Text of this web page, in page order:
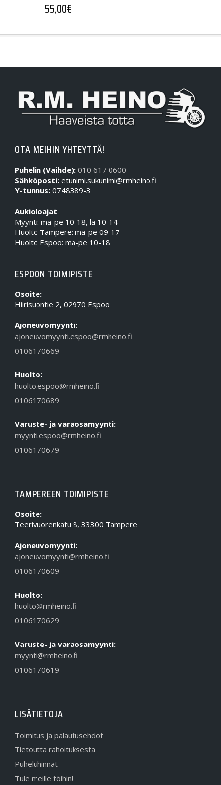
55,00€
OTA MEIHIN YHTEYTTÄ!
Puhelin (Vaihde): 010 617 0600
Sähköposti: etunimi.sukunimi@rmheino.fi
Y-tunnus: 0748389-3
Aukioloajat
Myynti: ma-pe 10-18, la 10-14
Huolto Tampere: ma-pe 09-17
Huolto Espoo: ma-pe 10-18
ESPOON TOIMIPISTE
Osoite:
Hiirisuontie 2, 02970 Espoo
Ajoneuvomyynti:
ajoneuvomyynti.espoo@rmheino.fi
0106170669
Huolto:
huolto.espoo@rmheino.fi
0106170689
Varuste- ja varaosamyynti:
myynti.espoo@rmheino.fi
0106170679
TAMPEREEN TOIMIPISTE
Osoite:
Teerivuorenkatu 8, 33300 Tampere
Ajoneuvomyynti:
ajoneuvomyynti@rmheino.fi
0106170609
Huolto:
huolto@rmheino.fi
0106170629
Varuste- ja varaosamyynti:
myynti@rmheino.fi
0106170619
LISÄTIETOJA
Toimitus ja palautusehdot
Tietoutta rahoituksesta
Puheluhinnat
Tule meille töihin!